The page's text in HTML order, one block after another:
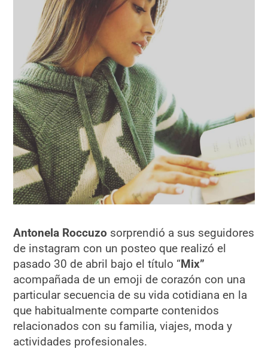
Antonela Roccuzo sorprendió a sus seguidores
de instagram con un posteo que realizó el
pasado 30 de abril bajo el título “Mix”
acompañada de un emoji de corazón con una
particular secuencia de su vida cotidiana en la
que habitualmente comparte contenidos
relacionados con su familia, viajes, moda y
actividades profesionales.